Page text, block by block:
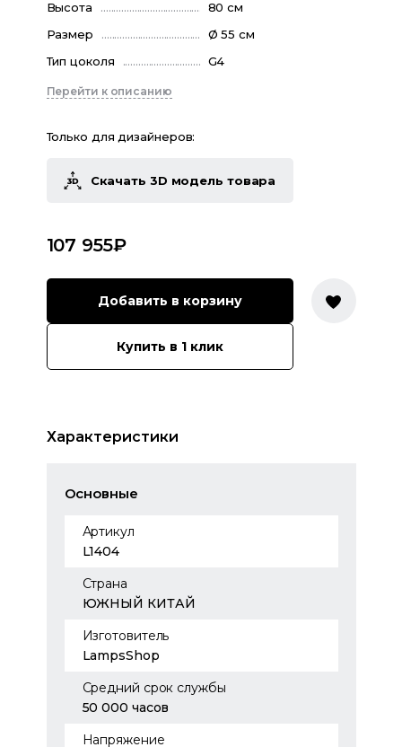
Высота
80 см
Размер
Ø 55 см
Тип цоколя
G4
Перейти к описанию
Только для дизайнеров:
Скачать 3D модель товара
107 955₽
Добавить в корзину
Купить в 1 клик
Характеристики
Основные
Артикул
L1404
Страна
ЮЖНЫЙ КИТАЙ
Изготовитель
LampsShop
Средний срок службы
50 000 часов
Напряжение